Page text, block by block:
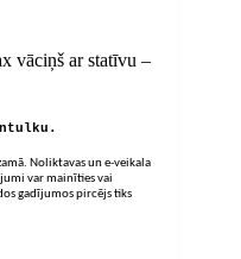
vāciņš ar statīvu –
Noliktavas un e-veikala
var mainīties vai
gadījumos pircējs tiks